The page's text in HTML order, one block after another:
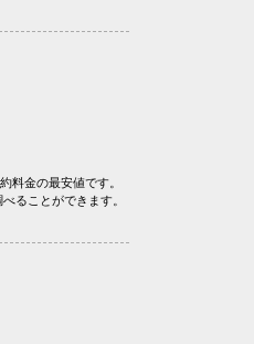
料金の最安値です。
べることができます。